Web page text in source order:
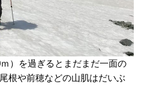
）を過ぎるとまだまだ一面の
根や前穂などの山肌はだいぶ